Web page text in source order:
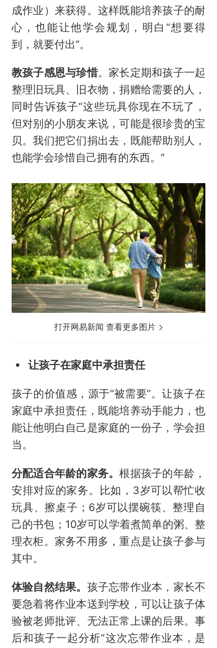
成作业）来获得。这样既能培养孩子的耐
心，也能让他学会规划，明白“想要得
到，就要付出”。
教孩子感恩与珍惜。家长定期和孩子一起
整理旧玩具、旧衣物，捐赠给需要的人，
同时告诉孩子“这些玩具你现在不玩了，
但对别的小朋友来说，可能是很珍贵的宝
贝。我们把它们捐出去，既能帮助别人，
也能学会珍惜自己拥有的东西。”
打开网易新闻 查看更多图片
让孩子在家庭中承担责任
孩子的价值感，源于“被需要”。让孩子在
家庭中承担责任，既能培养动手能力，也
能让他明白自己是家庭的一份子，学会担
当。
分配适合年龄的家务。根据孩子的年龄，
安排对应的家务。比如，3岁可以帮忙收
玩具、擦桌子；6岁可以摆碗筷、整理自
己的书包；10岁可以学着煮简单的粥、整
理衣柜。家务不用多，重点是让孩子参与
其中。
体验自然结果。 孩子忘带作业本，家长不
要急着将作业本送到学校，可以让孩子体
验被老师批评、无法正常上课的后果。事
后和孩子一起分析“这次忘带作业本，是